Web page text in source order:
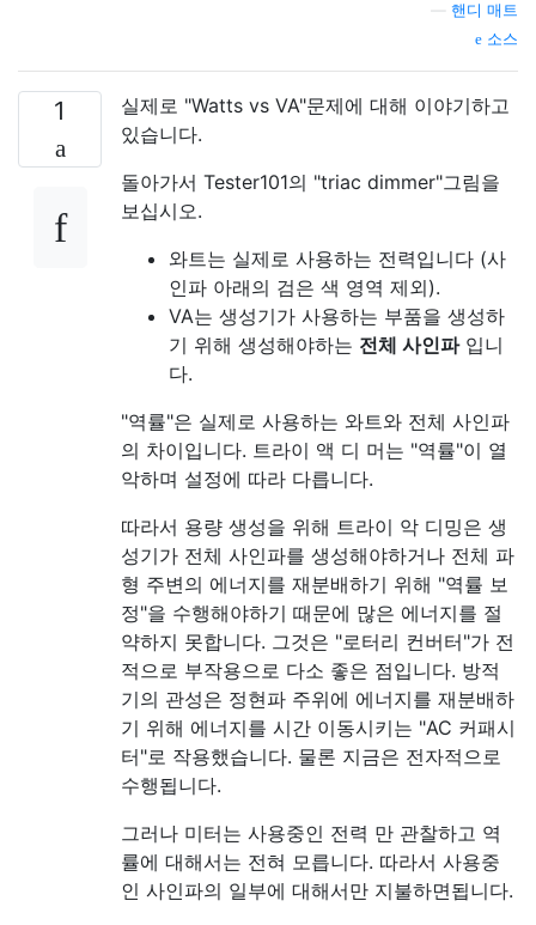
핸디 매트
소스
1
실제로 "Watts vs VA"문제에 대해 이야기하고
있습니다.
돌아가서 Tester101의 "triac dimmer"그림을
보십시오.
와트는 실제로 사용하는 전력입니다 (사
인파 아래의 검은 색 영역 제외).
VA는 생성기가 사용하는 부품을 생성하
기 위해 생성해야하는 전체 사인파입니
다.
"역률"은 실제로 사용하는 와트와 전체 사인파
의 차이입니다. 트라이 액 디 머는 "역률"이 열
악하며 설정에 따라 다릅니다.
따라서 용량 생성을 위해 트라이 악 디밍은 생
성기가 전체 사인파를 생성해야하거나 전체 파
형 주변의 에너지를 재분배하기 위해 "역률 보
정"을 수행해야하기 때문에 많은 에너지를 절
약하지 못합니다. 그것은 "로터리 컨버터"가 전
적으로 부작용으로 다소 좋은 점입니다. 방적
기의 관성은 정현파 주위에 에너지를 재분배하
기 위해 에너지를 시간 이동시키는 "AC 커패시
터"로 작용했습니다. 물론 지금은 전자적으로
수행됩니다.
그러나 미터는 사용중인 전력 만 관찰하고 역
률에 대해서는 전혀 모릅니다. 따라서 사용중
인 사인파의 일부에 대해서만 지불하면됩니다.